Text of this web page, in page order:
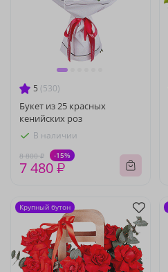
5 (530)
Букет из 25 красных
кенийских роз
В наличии
8 800 ₽ -15%
7 480 ₽
Крупный бутон